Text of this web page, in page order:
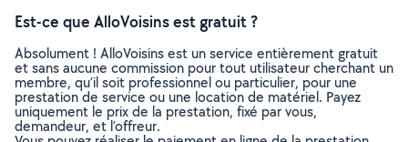
Est-ce que AlloVoisins est gratuit ?
Absolument ! AlloVoisins est un service entièrement gratuit
et sans aucune commission pour tout utilisateur cherchant un
membre, qu’il soit professionnel ou particulier, pour une
prestation de service ou une location de matériel. Payez
uniquement le prix de la prestation, fixé par vous,
demandeur, et l’offreur.